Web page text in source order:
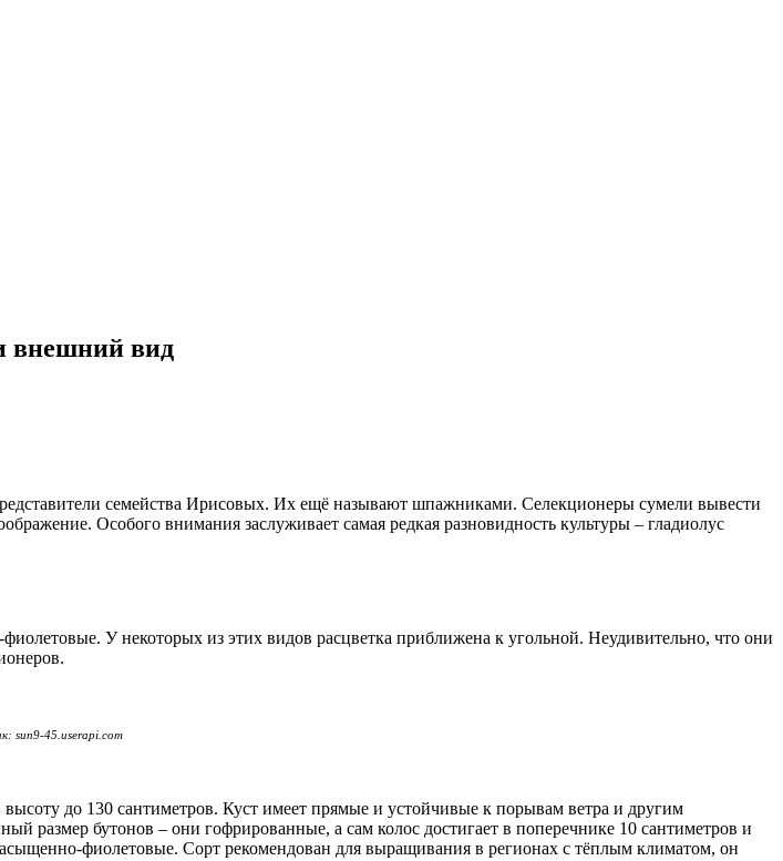
внешний вид
семейства Ирисовых. Их ещё называют шпажниками. Селекционеры сумели вывести
Особого внимания заслуживает самая редкая разновидность культуры – гладиолус
У некоторых из этих видов расцветка приближена к угольной. Неудивительно, что они
sun9-45.userapi.com
до 130 сантиметров. Куст имеет прямые и устойчивые к порывам ветра и другим
размер бутонов – они гофрированные, а сам колос достигает в поперечнике 10 сантиметров и
фиолетовые. Сорт рекомендован для выращивания в регионах с тёплым климатом, он